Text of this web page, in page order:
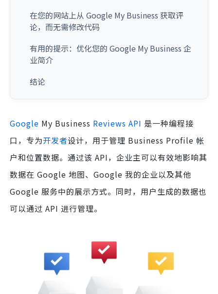
在您的网站上从 Google My Business 获取评
论，而无需修改代码
有用的提示：优化您的 Google My Business 企
业简介
结论
Google My Business Reviews API 是一种编程接
口，专为开发者设计，用于管理 Business Profile 帐
户和位置数据。通过该 API，企业主可以有效地影响其
数据在 Google 地图、Google 我的企业以及其他
Google 服务中的展示方式。同时，用户生成的数据也
可以通过 API 进行管理。